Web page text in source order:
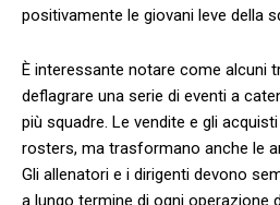
positivamente le ‍giovani ​leve della
È interessante⁤ notare come alcuni
deflagrare una⁣ serie di eventi a
più squadre. Le vendite e gli
rosters, ma trasformano ⁢anche le
Gli allenatori e i dirigenti devono
a lungo⁢ termine di ogni operazione‌